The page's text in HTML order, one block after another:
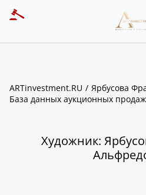
ARTinvestment.RU
Ярбусова
База данных аукционных продаж
Художник: